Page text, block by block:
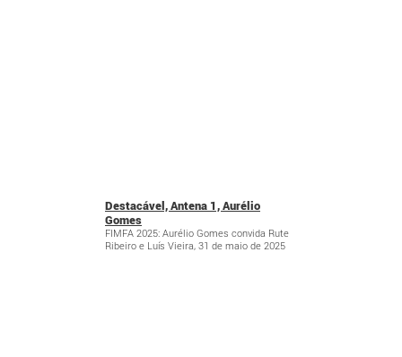
Destacável, Antena 1, Aurélio
Gomes
FIMFA 2025: Aurélio Gomes convida Rute
Ribeiro e Luís Vieira, 31 de maio de 2025